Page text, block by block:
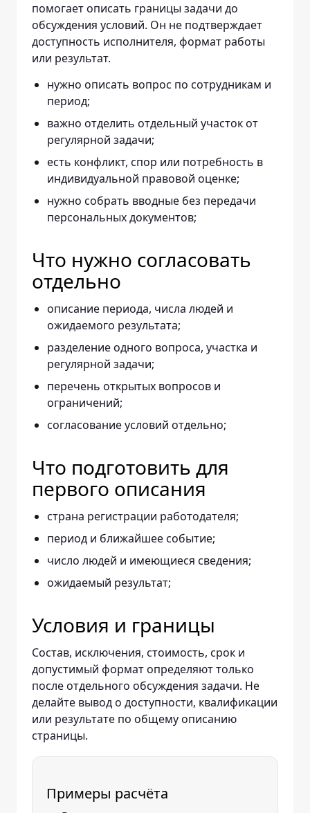
помогает описать границы задачи до
обсуждения условий. Он не подтверждает
доступность исполнителя, формат работы
или результат.
нужно описать вопрос по сотрудникам и
период;
важно отделить отдельный участок от
регулярной задачи;
есть конфликт, спор или потребность в
индивидуальной правовой оценке;
нужно собрать вводные без передачи
персональных документов;
Что нужно согласовать
отдельно
описание периода, числа людей и
ожидаемого результата;
разделение одного вопроса, участка и
регулярной задачи;
перечень открытых вопросов и
ограничений;
согласование условий отдельно;
Что подготовить для
первого описания
страна регистрации работодателя;
период и ближайшее событие;
число людей и имеющиеся сведения;
ожидаемый результат;
Условия и границы
Состав, исключения, стоимость, срок и
допустимый формат определяют только
после отдельного обсуждения задачи. Не
делайте вывод о доступности, квалификации
или результате по общему описанию
страницы.
Примеры расчёта